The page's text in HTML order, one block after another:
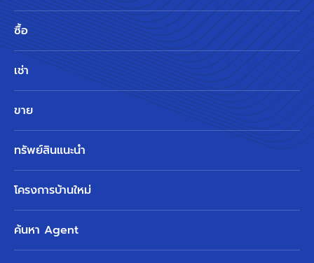
ซื้อ
เช่า
ขาย
ทรัพย์สินแนะนำ
โครงการบ้านใหม่
ค้นหา Agent